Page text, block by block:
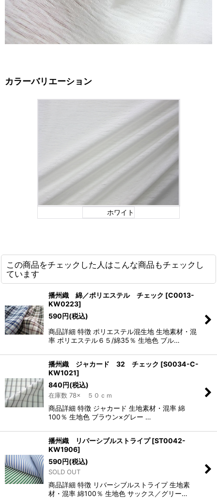
カラーバリエーション
ホワイト
この商品をチェックした人はこんな商品もチェックし
ています
播州織 綿／ポリエステル チェック [C0013-
KW0223]
590円(税込)
商品詳細 特徴 ポリエステル混生地 生地素材・混
率 ポリエステル６５/綿35％ 生地色 ブル…
播州織 ジャカード 32 チェック [S0034-C-
KW1021]
840円(税込)
在庫数 78× ５０ｃｍ
商品詳細 特徴 ジャカード 生地素材・混率 綿
100％ 生地色 ブラウン×グレー …
播州織 リバーシブルストライプ [ST0042-
KW1906]
590円(税込)
SOLD OUT
商品詳細 特徴 リバーシブルストライプ 生地素
材・混率 綿100％ 生地色 サックス／グリー…